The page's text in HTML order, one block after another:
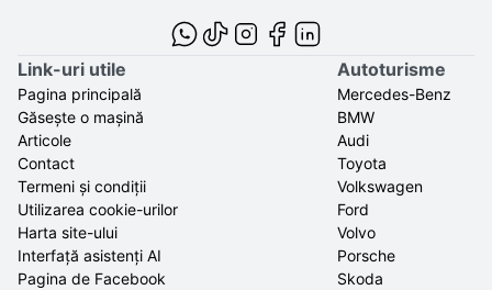
Link-uri utile
Pagina principală
Găsește o mașină
Articole
Contact
Termeni și condiții
Utilizarea cookie-urilor
Harta site-ului
Interfață asistenți AI
Pagina de Facebook
Autoturisme
Mercedes-Benz
BMW
Audi
Toyota
Volkswagen
Ford
Volvo
Porsche
Skoda